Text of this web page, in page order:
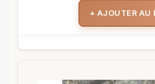
+ AJOUTER AU